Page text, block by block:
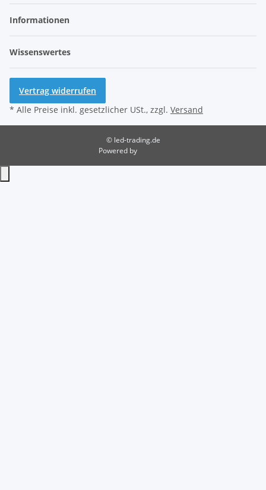
Informationen
Wissenswertes
Vertrag widerrufen
* Alle Preise inkl. gesetzlicher USt., zzgl. Versand
© led-trading.de
Powered by